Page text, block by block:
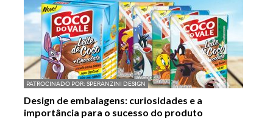
PATROCINADO POR: SPERANZINI DESIGN
Design de embalagens: curiosidades e a
importância para o sucesso do produto